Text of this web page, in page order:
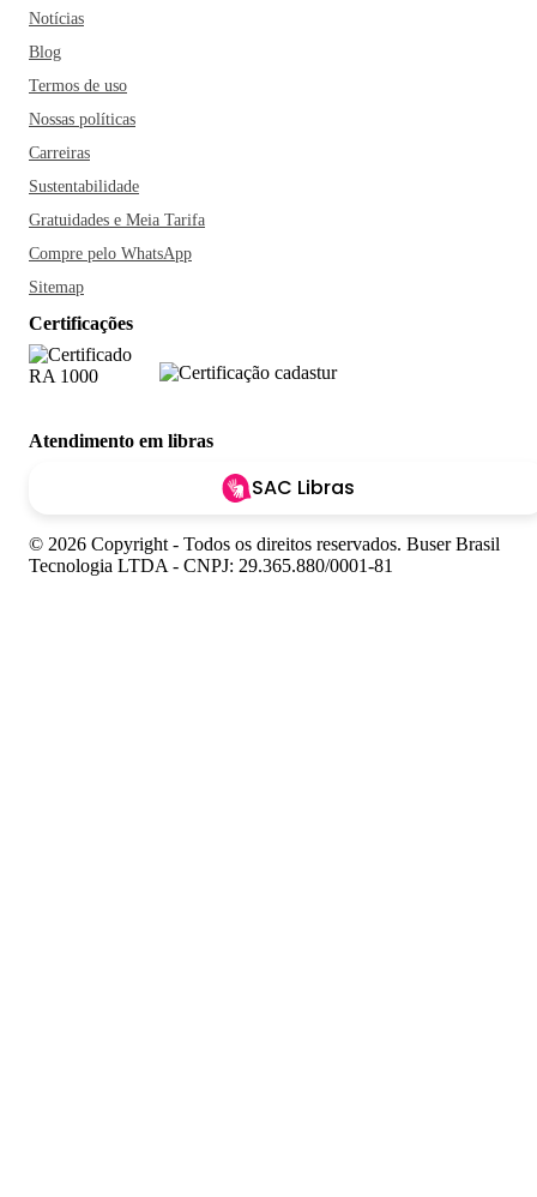
Notícias
Blog
Termos de uso
Nossas políticas
Carreiras
Sustentabilidade
Gratuidades e Meia Tarifa
Compre pelo WhatsApp
Sitemap
Certificações
Atendimento em libras
SAC Libras
© 2026 Copyright - Todos os direitos reservados. Buser Brasil
Tecnologia LTDA - CNPJ: 29.365.880/0001-81